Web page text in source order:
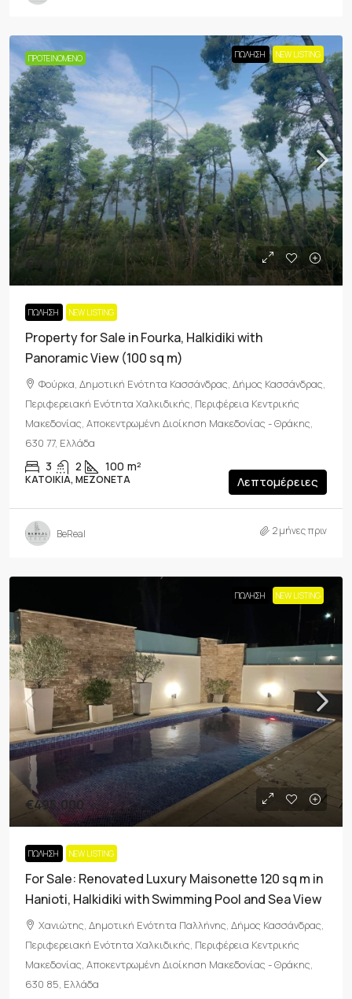
ΠΡΟΤΕΙΝΌΜΕΝΟ ΠΏΛΗΣΗ NEW LISTING
€350,000
ΠΏΛΗΣΗ NEW LISTING
Property for Sale in Fourka, Halkidiki with
Panoramic View (100 sq m)
Φούρκα, Δημοτική Ενότητα Κασσάνδρας, Δήμος Κασσάνδρας,
Περιφερειακή Ενότητα Χαλκιδικής, Περιφέρεια Κεντρικής
Μακεδονίας, Αποκεντρωμένη Διοίκηση Μακεδονίας - Θράκης,
630 77, Ελλάδα
3 2 100 m²
ΚΑΤΟΙΚΊΑ, ΜΕΖΟΝΈΤΑ Λεπτομέρειες
BeReal 2 μήνες πριν
ΠΏΛΗΣΗ NEW LISTING
€495,000
ΠΏΛΗΣΗ NEW LISTING
For Sale: Renovated Luxury Maisonette 120 sq m in
Hanioti, Halkidiki with Swimming Pool and Sea View
Χανιώτης, Δημοτική Ενότητα Παλλήνης, Δήμος Κασσάνδρας,
Περιφερειακή Ενότητα Χαλκιδικής, Περιφέρεια Κεντρικής
Μακεδονίας, Αποκεντρωμένη Διοίκηση Μακεδονίας - Θράκης,
630 85, Ελλάδα